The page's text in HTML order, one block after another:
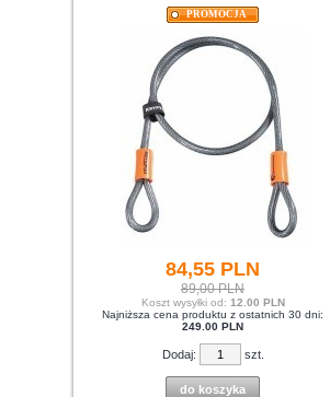
PROMOCJA
84,55 PLN
89,00 PLN
Koszt wysyłki od: 12.00 PLN
Najniższa cena produktu z ostatnich 30 dni:
249.00 PLN
Dodaj: szt.
do koszyka